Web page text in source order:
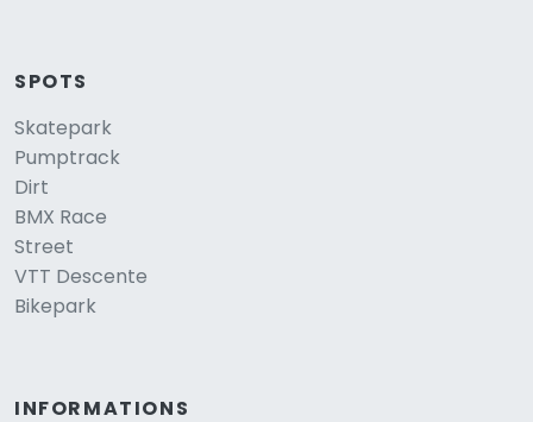
SPOTS
Skatepark
Pumptrack
Dirt
BMX Race
Street
VTT Descente
Bikepark
INFORMATIONS